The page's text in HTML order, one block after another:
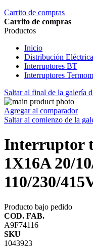
Carrito de compras
Carrito de compras
Productos
Inicio
Distribución
Interruptores BT
Interruptores
Saltar al final de la galería
Agregar al comparador
Saltar al comienzo de la
Interruptor
1X16A 20/
110/230/
Producto bajo pedido
COD. FAB.
A9F74116
SKU
1043923